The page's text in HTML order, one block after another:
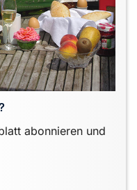
abonnieren und